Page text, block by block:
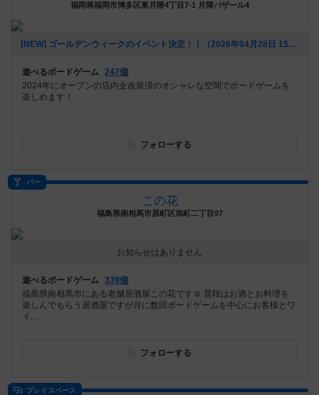
福岡県福岡市博多区東月隈4丁目7-1 月隈バザール4
[NEW] ゴールデンウィークのイベント決定！！（2026年04月28日 15時49分）
遊べるボードゲーム 247個
2024年にオープンの店内全改装済のオシャレな空間でボードゲームを
楽しめます！
フォローする
バー
この花
福島県南相馬市原町区旭町二丁目97
お知らせはありません
遊べるボードゲーム 339個
福島県南相馬市にある老舗居酒屋この花です☺️ 普段はお酒とお料理を
楽しんでもらう居酒屋ですが月に数回ボードゲームを中心にお客様とワ
イ...
フォローする
プレイスペース